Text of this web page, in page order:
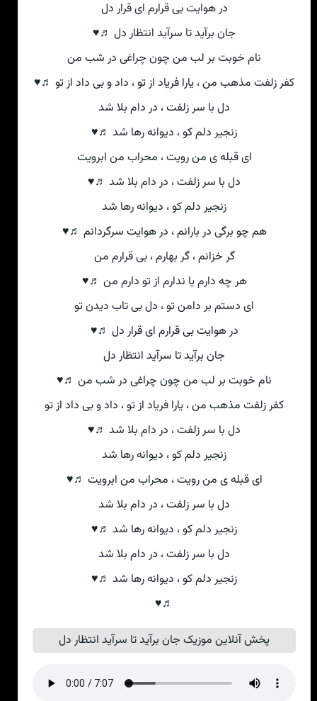
در هوایت بی قرارم ای قرار دل
جان برآید تا سرآید انتظار دل ♬♥
نام خوبت بر لب من چون چراغی در شب من
کفر زلفت مذهب من ، یارا فریاد از تو ، داد و بی داد از تو ♬♥
دل با سر زلفت ، در دام بلا شد
زنجیر دلم کو ، دیوانه رها شد ♬♥
ای قبله ی من رویت ، محراب من ابرویت
دل با سر زلفت ، در دام بلا شد ♬♥
زنجیر دلم کو ، دیوانه رها شد
هم چو برگی در بارانم ، در هوایت سرگردانم ♬♥
گر خزانم ، گر بهارم ، بی قرارم من
هر چه دارم یا ندارم از تو دارم من ♬♥
ای دستم بر دامن تو ، دل بی تاب دیدن تو
در هوایت بی قرارم ای قرار دل ♬♥
جان برآید تا سرآید انتظار دل
نام خوبت بر لب من چون چراغی در شب من ♬♥
کفر زلفت مذهب من ، یارا فریاد از تو ، داد و بی داد از تو
دل با سر زلفت ، در دام بلا شد ♬♥
زنجیر دلم کو ، دیوانه رها شد
ای قبله ی من رویت ، محراب من ابرویت ♬♥
دل با سر زلفت ، در دام بلا شد
زنجیر دلم کو ، دیوانه رها شد ♬♥
دل با سر زلفت ، در دام بلا شد
زنجیر دلم کو ، دیوانه رها شد ♬♥
♬♥
پخش آنلاین موزیک جان برآید تا سرآید انتظار دل